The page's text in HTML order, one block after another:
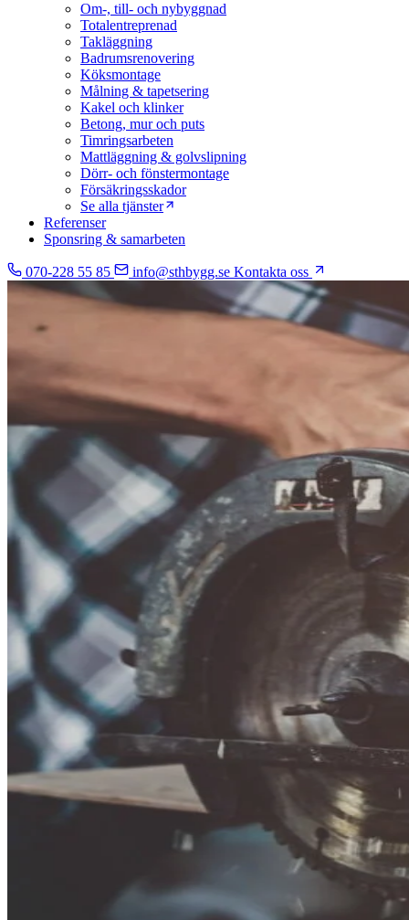
Om-, till- och nybyggnad
Totalentreprenad
Takläggning
Badrumsrenovering
Köksmontage
Målning & tapetsering
Kakel och klinker
Betong, mur och puts
Timringsarbeten
Mattläggning & golvslipning
Dörr- och fönstermontage
Försäkringsskador
Se alla tjänster
Referenser
Sponsring & samarbeten
070-228 55 85 info@sthbygg.se Kontakta oss